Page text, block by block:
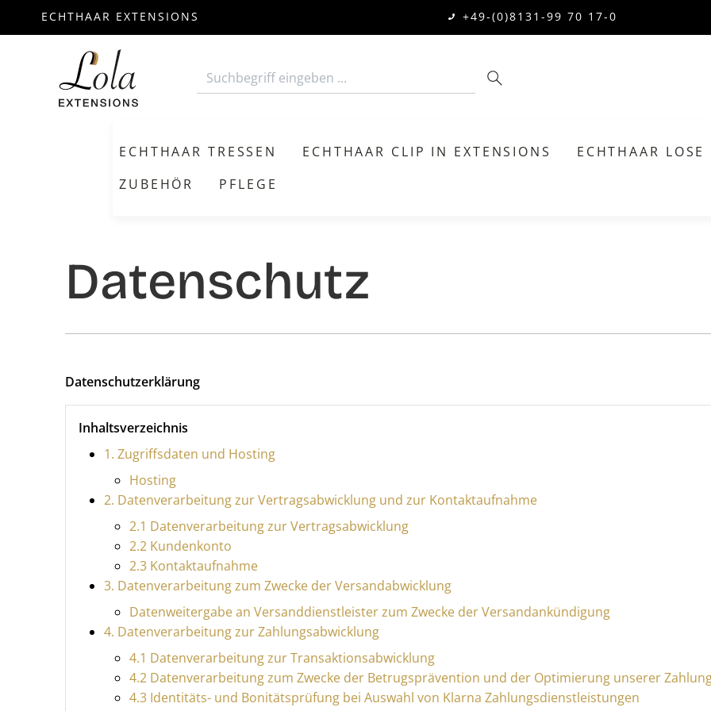
ECHTHAAR EXTENSIONS +49-(0)8131-99 70 17-0
ECHTHAAR TRESSEN ECHTHAAR CLIP IN EXTENSIONS ECHTHAAR LOSE
ZUBEHÖR
PFLEGE
Datenschutz
Datenschutzerklärung
Inhaltsverzeichnis
1. Zugriffsdaten und Hosting
Hosting
2. Datenverarbeitung zur Vertragsabwicklung und zur Kontaktaufnahme
2.1 Datenverarbeitung zur Vertragsabwicklung
2.2 Kundenkonto
2.3 Kontaktaufnahme
3. Datenverarbeitung zum Zwecke der Versandabwicklung
Datenweitergabe an Versanddienstleister zum Zwecke der Versandankündigung
4. Datenverarbeitung zur Zahlungsabwicklung
4.1 Datenverarbeitung zur Transaktionsabwicklung
4.2 Datenverarbeitung zum Zwecke der Betrugsprävention und der Optimierung unserer
4.3 Identitäts- und Bonitätsprüfung bei Auswahl von Klarna Zahlungsdienstleistungen